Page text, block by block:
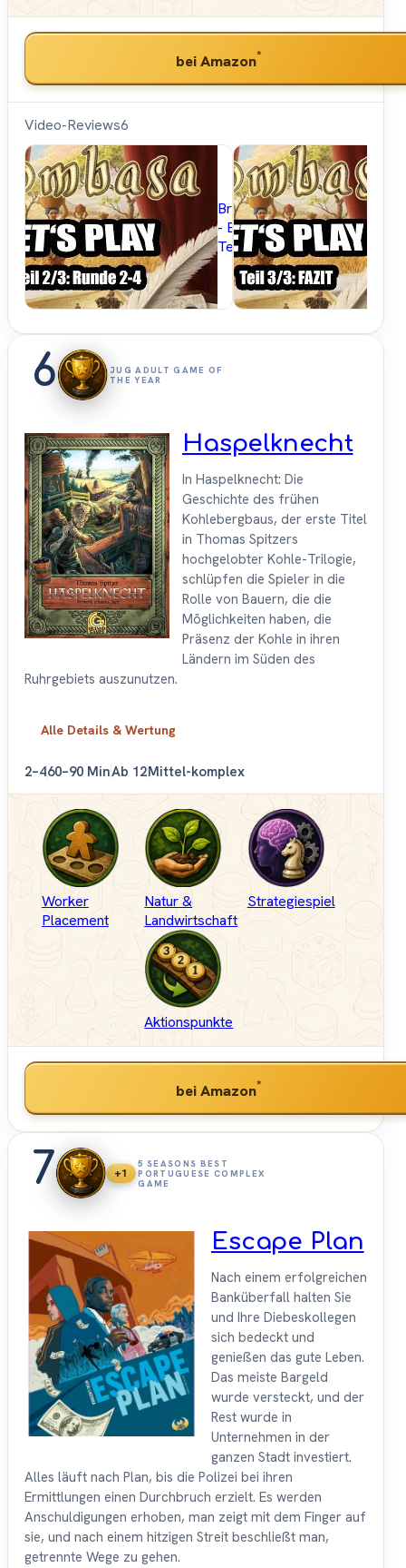
bei Amazon*
Video-Reviews6
Brettspielblog.net
- Brettspiele im
Test
6
JUG ADULT GAME OF
THE YEAR
Haspelknecht
In Haspelknecht: Die
Geschichte des frühen
Kohlebergbaus, der erste Titel
in Thomas Spitzers
hochgelobter Kohle-Trilogie,
schlüpfen die Spieler in die
Rolle von Bauern, die die
Möglichkeiten haben, die
Präsenz der Kohle in ihren
Ländern im Süden des
Ruhrgebiets auszunutzen.
Alle Details & Wertung
2–460–90 MinAb 12Mittel-komplex
Worker
Placement
Natur &
Landwirtschaft
Strategiespiel
Aktionspunkte
bei Amazon*
7 +1
5 SEASONS BEST
PORTUGUESE COMPLEX
GAME
Escape Plan
Nach einem erfolgreichen
Banküberfall halten Sie
und Ihre Diebeskollegen
sich bedeckt und
genießen das gute Leben.
Das meiste Bargeld
wurde versteckt, und der
Rest wurde in
Unternehmen in der
ganzen Stadt investiert.
Alles läuft nach Plan, bis die Polizei bei ihren
Ermittlungen einen Durchbruch erzielt. Es werden
Anschuldigungen erhoben, man zeigt mit dem Finger auf
sie, und nach einem hitzigen Streit beschließt man,
getrennte Wege zu gehen.